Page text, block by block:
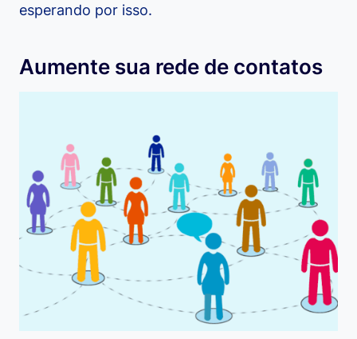
esperando por isso.
Aumente sua rede de contatos